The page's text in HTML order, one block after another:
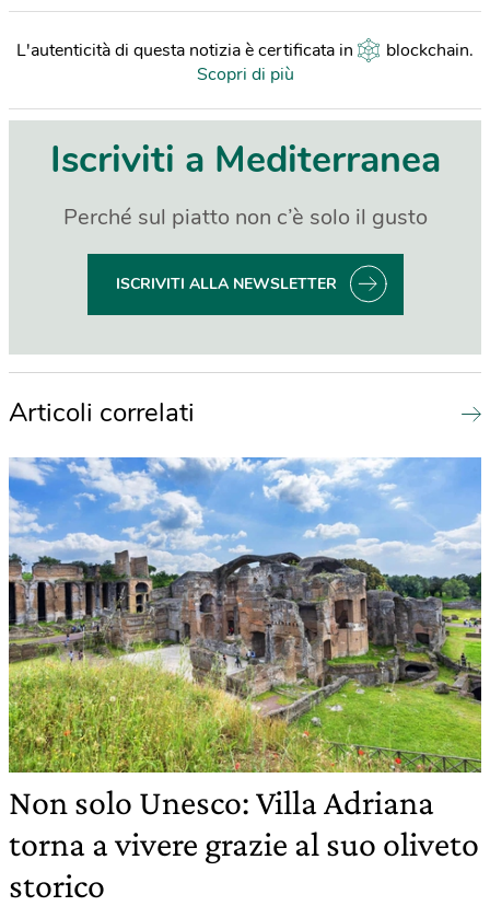
L'autenticità di questa notizia è certificata in blockchain.
Scopri di più
Iscriviti a Mediterranea
Perché sul piatto non c’è solo il gusto
ISCRIVITI ALLA NEWSLETTER
Articoli correlati
Non solo Unesco: Villa Adriana
torna a vivere grazie al suo oliveto
storico